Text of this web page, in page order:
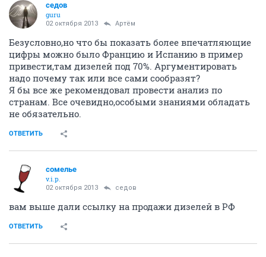
седов
guru
02 октября 2013 Артём
Безусловно,но что бы показать более впечатляющие
цифры можно было Францию и Испанию в пример
привести,там дизелей под 70%. Аргументировать
надо почему так или все сами сообразят?
Я бы все же рекомендовал провести анализ по
странам. Все очевидно,особыми знаниями обладать
не обязательно.
ОТВЕТИТЬ
сомелье
v.i.p.
02 октября 2013 седов
вам выше дали ссылку на продажи дизелей в РФ
ОТВЕТИТЬ